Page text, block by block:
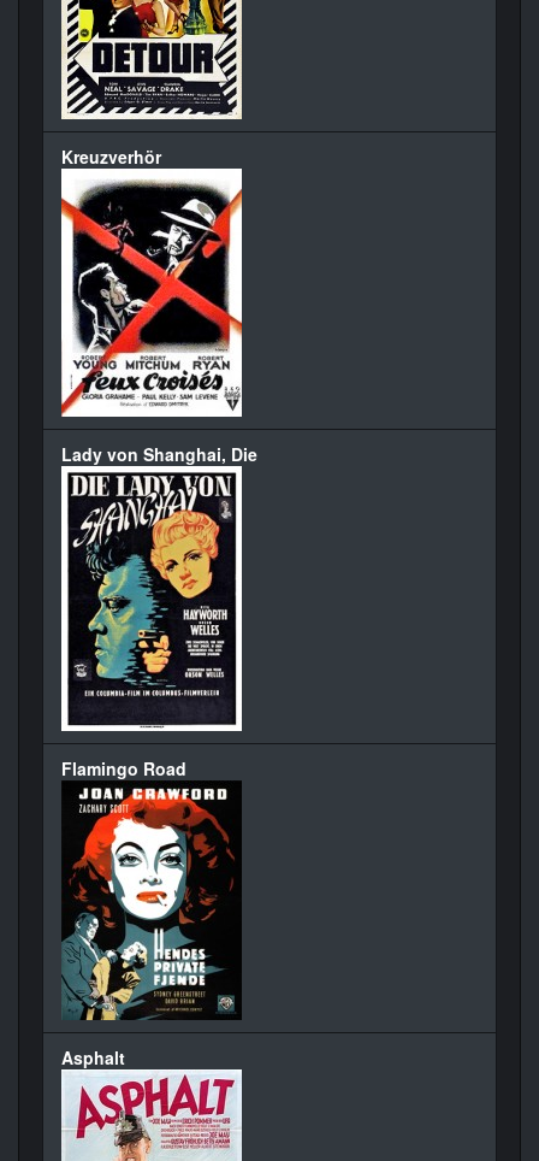
Kreuzverhör
Lady von Shanghai, Die
Flamingo Road
Asphalt